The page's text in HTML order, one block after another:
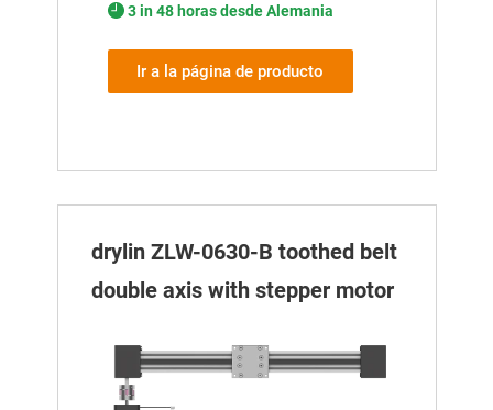
3 in 48 horas desde Alemania
Ir a la página de producto
drylin ZLW-0630-B toothed belt
double axis with stepper motor